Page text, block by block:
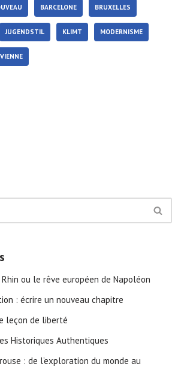
BARCELONE BRUXELLES
JUGENDSTIL KLIMT MODERNISME
VIENNE
ou le rêve européen de Napoléon
: écrire un nouveau chapitre
leçon de liberté
Historiques Authentiques
: de l’exploration du monde au